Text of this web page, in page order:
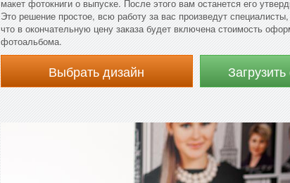
макет фотокниги о выпуске. После этого вам останется его
Это решение простое, всю работу за вас произведут
что в окончательную цену заказа будет включена стоимость
фотоальбома.
Выбрать дизайн